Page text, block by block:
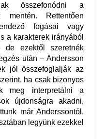
összefonódni a
mentén. Rettentően
fogásai vagy
a karakterek irányából
de ezektől szeretnék
után – Andersson
jól összefoglalják az
ha csak bizonyos
meg interpretálni a
újdonságra akadni,
már Anderssontól,
legyünk ezekkel